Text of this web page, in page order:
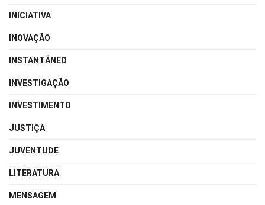
INICIATIVA
INOVAÇÃO
INSTANTÂNEO
INVESTIGAÇÃO
INVESTIMENTO
JUSTIÇA
JUVENTUDE
LITERATURA
MENSAGEM